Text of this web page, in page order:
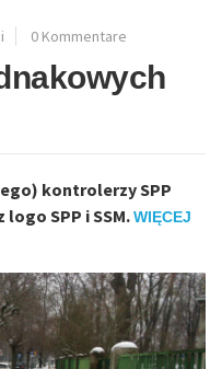
0 Kommentare
kontrolerzy SPP
SPP i SSM.WIĘCEJ